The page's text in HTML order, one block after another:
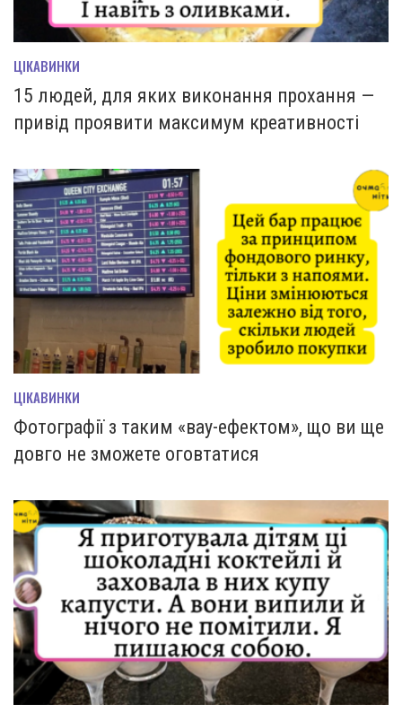
ЦІКАВИНКИ
15 людей, для яких виконання прохання —
привід проявити максимум креативності
ЦІКАВИНКИ
Фотографії з таким «вау-ефектом», що ви ще
довго не зможете оговтатися